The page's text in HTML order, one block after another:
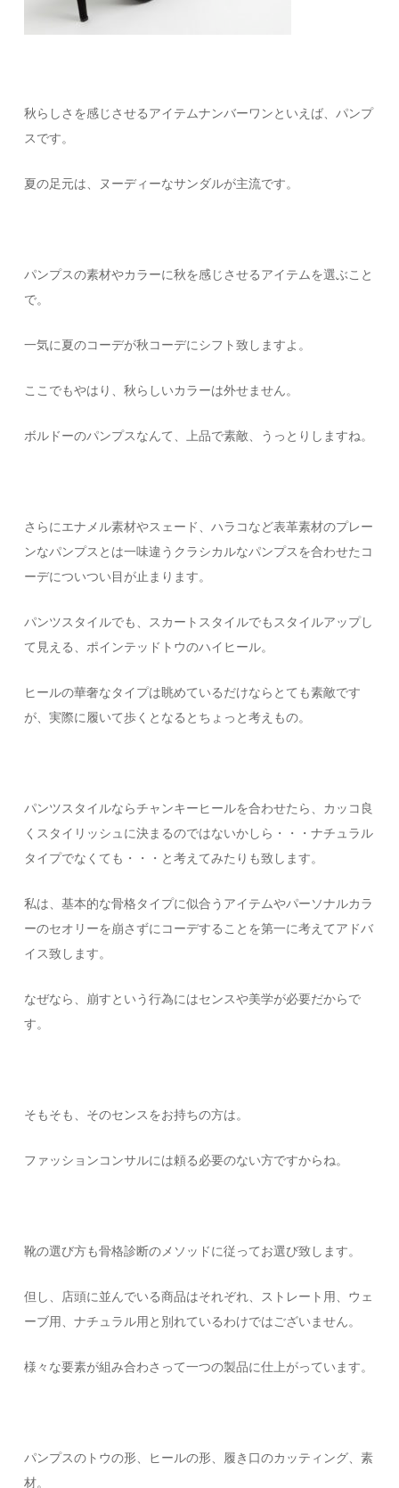
秋らしさを感じさせるアイテムナンバーワンといえば、パンプ
スです。
夏の足元は、ヌーディーなサンダルが主流です。
パンプスの素材やカラーに秋を感じさせるアイテムを選ぶこと
で。
一気に夏のコーデが秋コーデにシフト致しますよ。
ここでもやはり、秋らしいカラーは外せません。
ボルドーのパンプスなんて、上品で素敵、うっとりしますね。
さらにエナメル素材やスェード、ハラコなど表革素材のプレー
ンなパンプスとは一味違うクラシカルなパンプスを合わせたコ
ーデについつい目が止まります。
パンツスタイルでも、スカートスタイルでもスタイルアップし
て見える、ポインテッドトウのハイヒール。
ヒールの華奢なタイプは眺めているだけならとても素敵です
が、実際に履いて歩くとなるとちょっと考えもの。
パンツスタイルならチャンキーヒールを合わせたら、カッコ良
くスタイリッシュに決まるのではないかしら・・・ナチュラル
タイプでなくても・・・と考えてみたりも致します。
私は、基本的な骨格タイプに似合うアイテムやパーソナルカラ
ーのセオリーを崩さずにコーデすることを第一に考えてアドバ
イス致します。
なぜなら、崩すという行為にはセンスや美学が必要だからで
す。
そもそも、そのセンスをお持ちの方は。
ファッションコンサルには頼る必要のない方ですからね。
靴の選び方も骨格診断のメソッドに従ってお選び致します。
但し、店頭に並んでいる商品はそれぞれ、ストレート用、ウェ
ーブ用、ナチュラル用と別れているわけではございません。
様々な要素が組み合わさって一つの製品に仕上がっています。
パンプスのトウの形、ヒールの形、履き口のカッティング、素
材。